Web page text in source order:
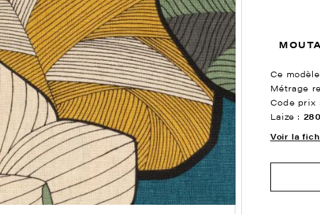
Ce
Métrage
Code prix :
Laize :
Voir la